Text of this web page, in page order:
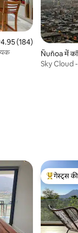
रेटिंग 5 में से 4.95, 184
4.95 (184)
Ñuñoa में
Sky Cloud
गेस्ट्स का
गेस्ट्स